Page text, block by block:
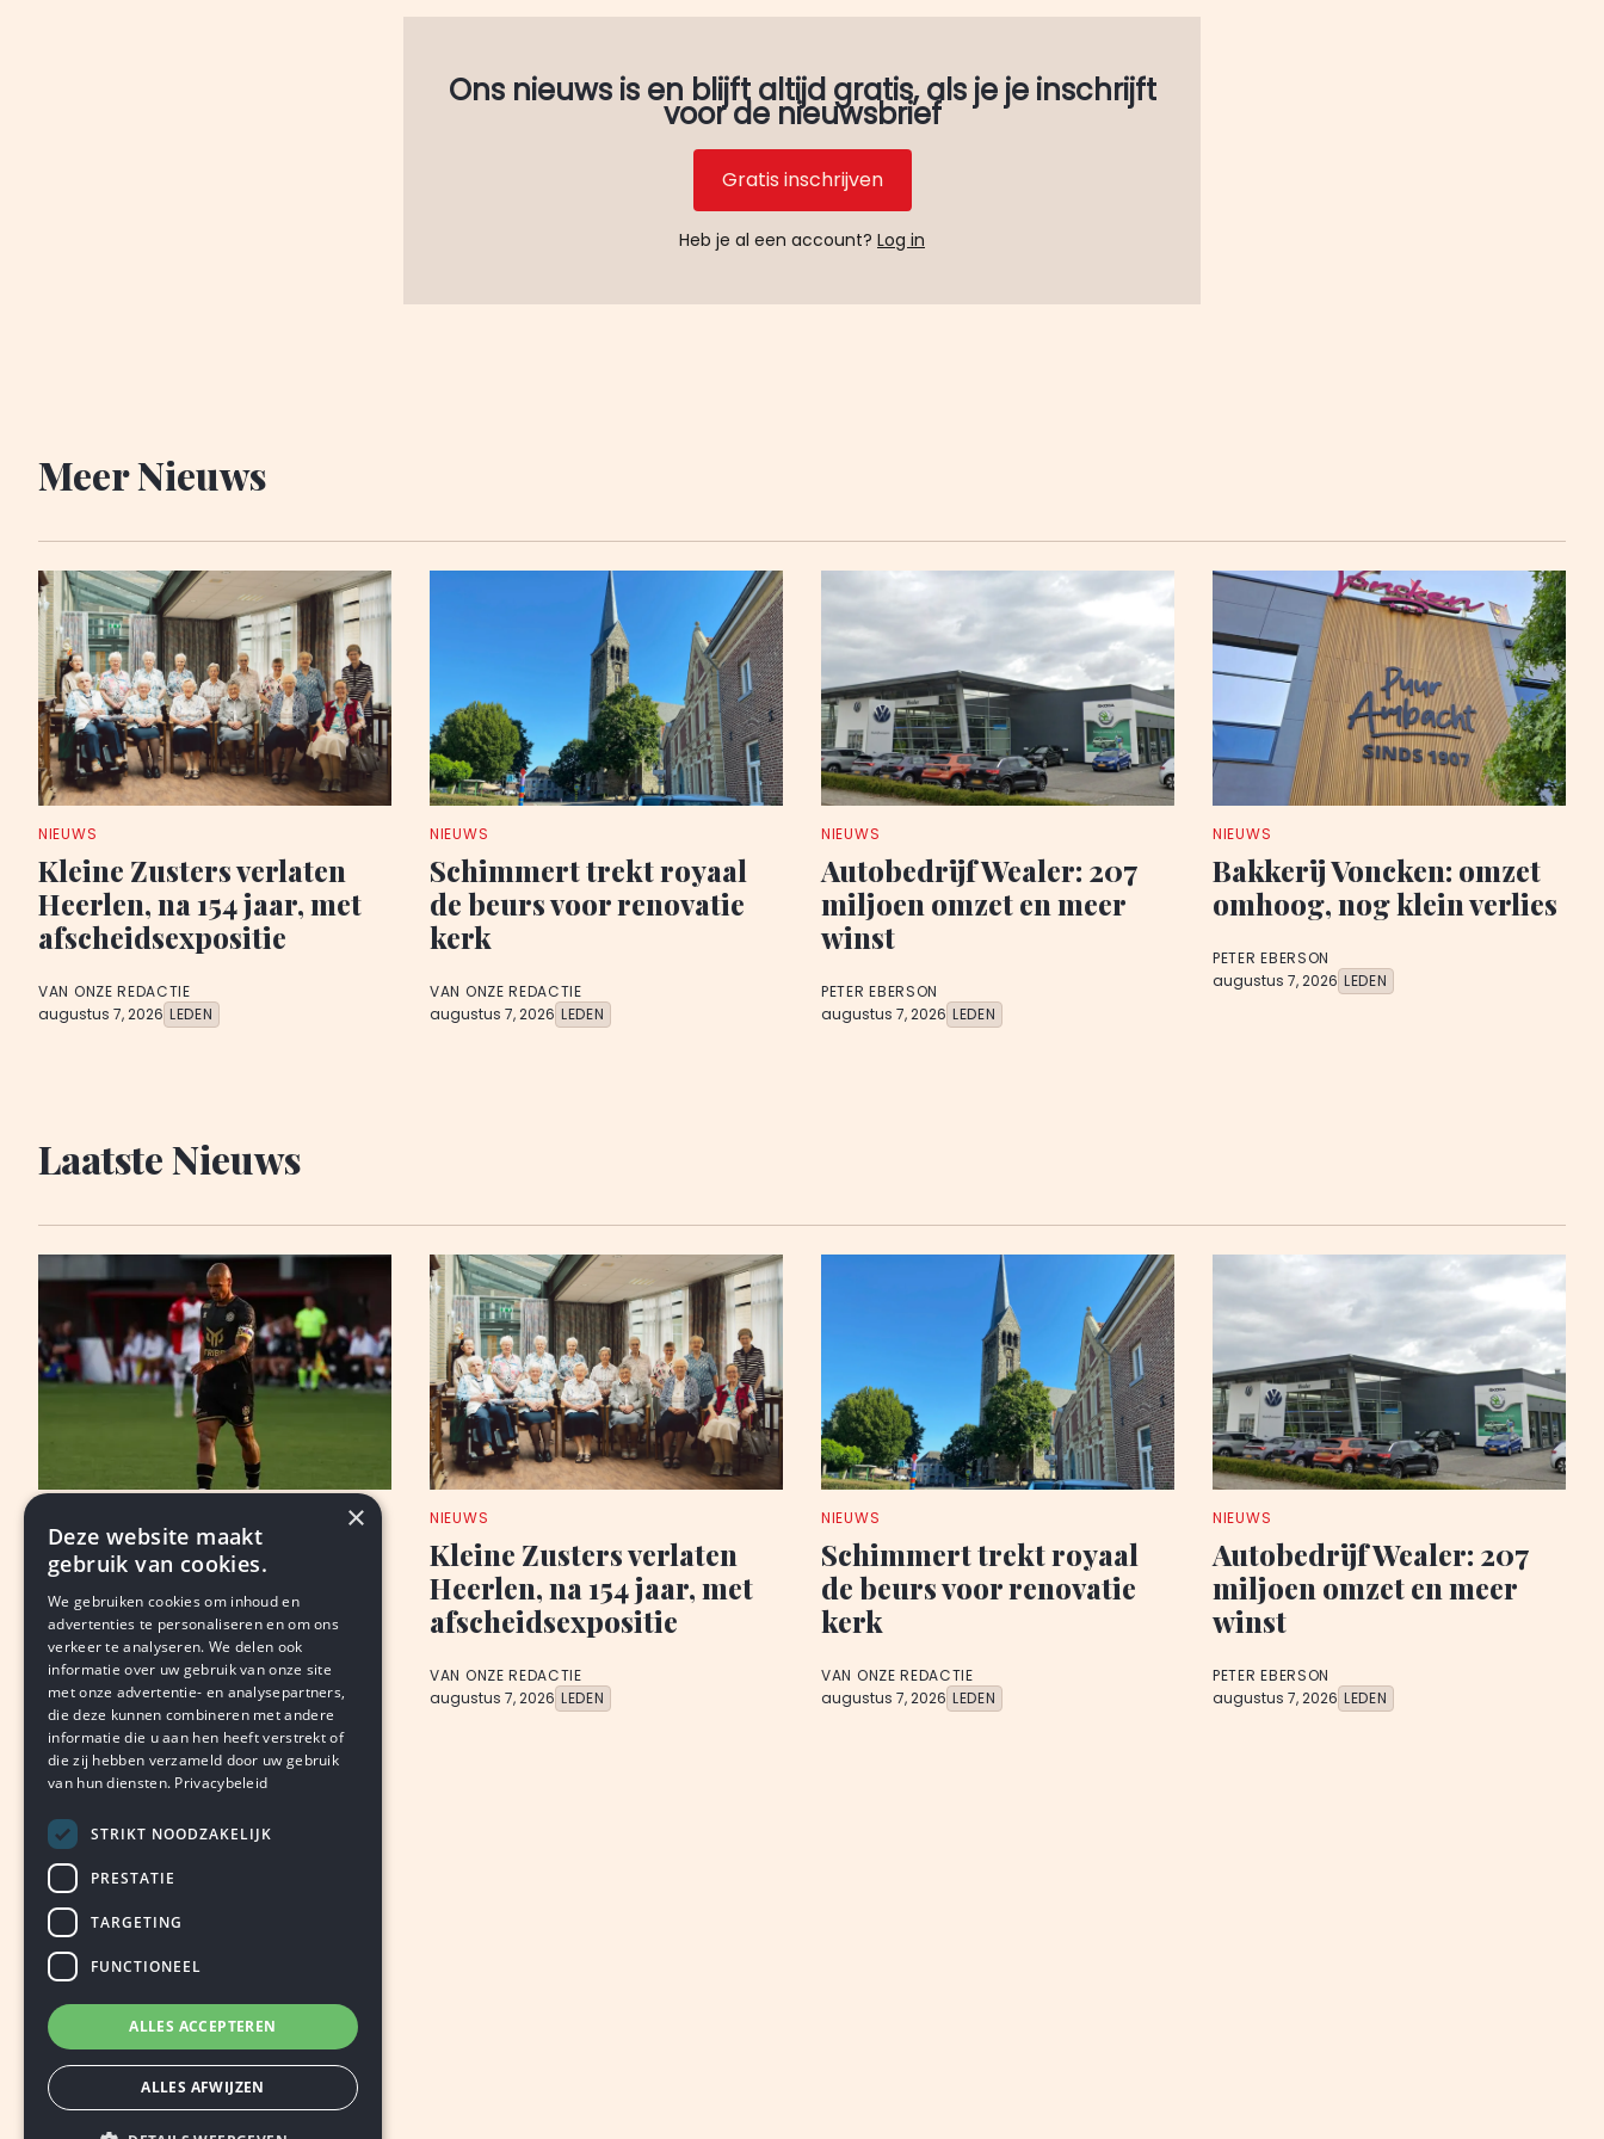
Ons nieuws is en blijft altijd gratis, als je je inschrijft
voor de nieuwsbrief
Gratis inschrijven
Heb je al een account? Log in
Meer Nieuws
NIEUWS
Kleine Zusters verlaten
Heerlen, na 154 jaar, met
afscheidsexpositie
VAN ONZE REDACTIE
augustus 7, 2026 LEDEN
NIEUWS
Schimmert trekt royaal
de beurs voor renovatie
kerk
VAN ONZE REDACTIE
augustus 7, 2026 LEDEN
NIEUWS
Autobedrijf Wealer: 207
miljoen omzet en meer
winst
PETER EBERSON
augustus 7, 2026 LEDEN
NIEUWS
Bakkerij Voncken: omzet
omhoog, nog klein verlies
PETER EBERSON
augustus 7, 2026 LEDEN
Laatste Nieuws
Roda: wennen, wachten,
‘geithoop’
BJORN THIMISTER
augustus 8, 2026 LEDEN
NIEUWS
Kleine Zusters verlaten
Heerlen, na 154 jaar, met
afscheidsexpositie
VAN ONZE REDACTIE
augustus 7, 2026 LEDEN
NIEUWS
Schimmert trekt royaal
de beurs voor renovatie
kerk
VAN ONZE REDACTIE
augustus 7, 2026 LEDEN
NIEUWS
Autobedrijf Wealer: 207
miljoen omzet en meer
winst
PETER EBERSON
augustus 7, 2026 LEDEN
×
Deze website maakt
gebruik van cookies.
We gebruiken cookies om inhoud en
advertenties te personaliseren en om ons
verkeer te analyseren. We delen ook
informatie over uw gebruik van onze site
met onze advertentie- en analysepartners,
die deze kunnen combineren met andere
informatie die u aan hen heeft verstrekt of
die zij hebben verzameld door uw gebruik
van hun diensten. Privacybeleid
STRIKT NOODZAKELIJK
PRESTATIE
TARGETING
FUNCTIONEEL
ALLES ACCEPTEREN
ALLES AFWIJZEN